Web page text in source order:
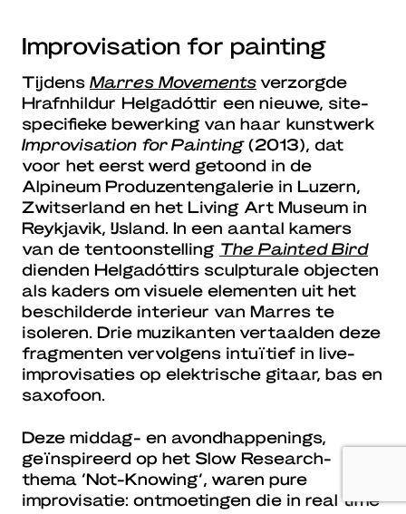
Improvisation for painting
Tijdens Marres Movements verzorgde
Hrafnhildur Helgadóttir een nieuwe, site-
specifieke bewerking van haar kunstwerk
Improvisation for Painting(2013), dat
voor het eerst werd getoond in de
Alpineum Produzentengalerie in Luzern,
Zwitserland en het Living Art Museum in
Reykjavik, IJsland. In een aantal kamers
van de tentoonstelling The Painted Bird
dienden Helgadóttirs sculpturale objecten
als kaders om visuele elementen uit het
beschilderde interieur van Marres te
isoleren. Drie muzikanten vertaalden deze
fragmenten vervolgens intuïtief in live-
improvisaties op elektrische gitaar, bas en
saxofoon.
Deze middag- en avondhappenings,
geïnspireerd op het Slow Research-
thema ‘Not-Knowing’, waren pure
improvisatie: ontmoetingen die in real time